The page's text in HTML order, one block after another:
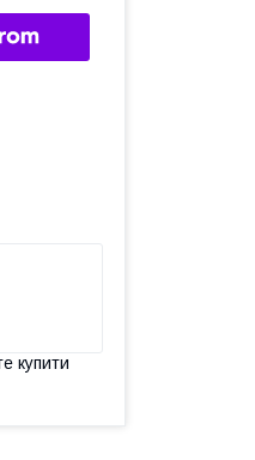
купити